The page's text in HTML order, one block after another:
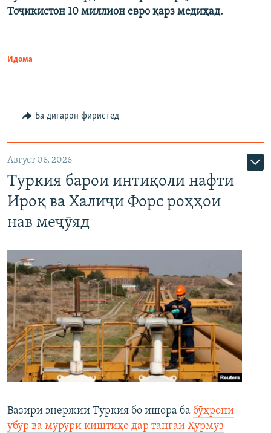
Тоҷикистон 10 миллион евро қарз медиҳад.
Идома
Ба дигарон фиристед
Август 06, 2026
Туркия барои интиқоли нафти
Ироқ ва Халиҷи Форс роҳҳои
нав меҷӯяд
Вазири энержии Туркия бо ишора ба бӯҳрони
убур ва мурури киштиҳо дар тангаи Ҳурмуз